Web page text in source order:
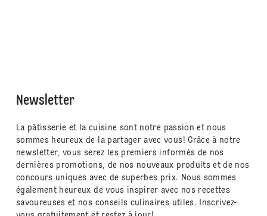
Newsletter
La pâtisserie et la cuisine sont notre passion et nous
sommes heureux de la partager avec vous! Grâce à notre
newsletter, vous serez les premiers informés de nos
dernières promotions, de nos nouveaux produits et de nos
concours uniques avec de superbes prix. Nous sommes
également heureux de vous inspirer avec nos recettes
savoureuses et nos conseils culinaires utiles. Inscrivez-